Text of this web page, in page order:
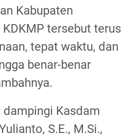
Kabupaten
tersebut terus
tepat waktu, dan
benar-benar
Kasdam
S.E., M.Si.,